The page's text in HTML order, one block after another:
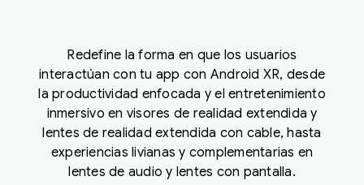
Redefine la forma en que los usuarios
interactúan con tu app con Android XR, desde
la productividad enfocada y el entretenimiento
inmersivo en visores de realidad extendida y
lentes de realidad extendida con cable, hasta
experiencias livianas y complementarias en
lentes de audio y lentes con pantalla.